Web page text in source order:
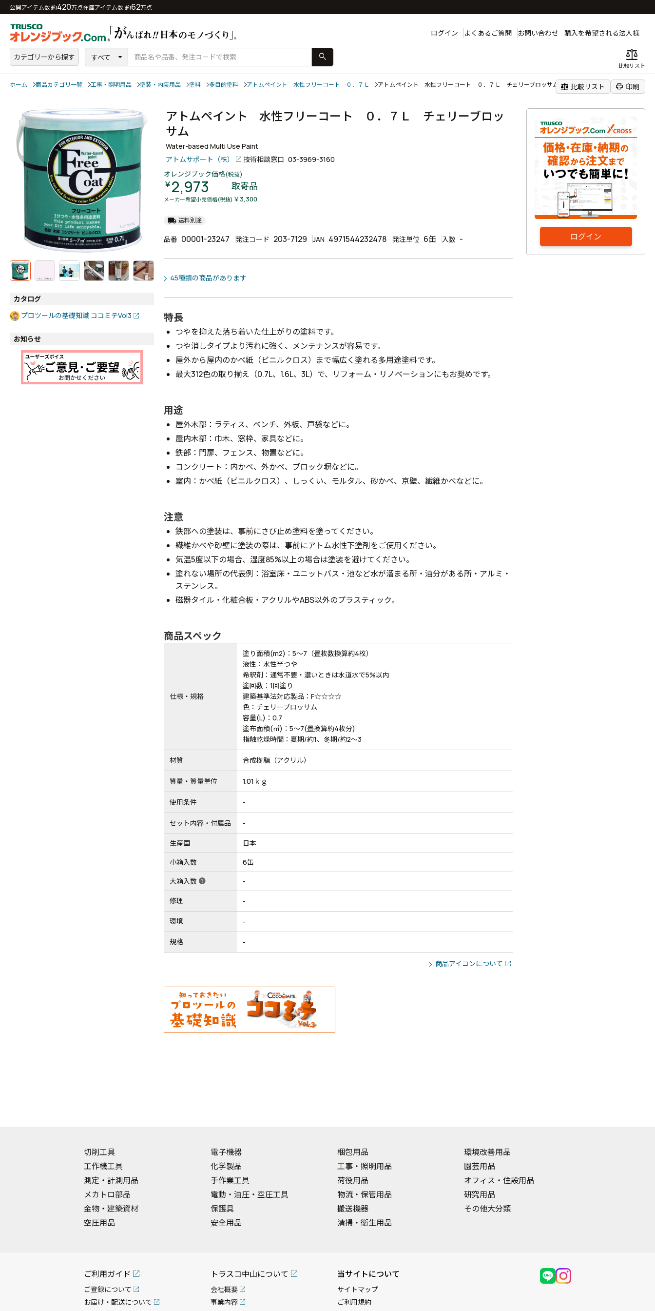
公開アイテム数 約420万点在庫アイテム数 約62万点
ログイン よくあるご質問 お問い合わせ 購入を希望される法人様
カテゴリーから探す すべて search balance
比較リスト
ホーム 商品カテゴリ一覧 工事・照明用品 塗装・内装用品 塗料 多目的塗料 アトムペイント 水性フリーコート ０．７Ｌ アトムペイント 水性フリーコート ０．７Ｌ チェリーブロッサムbalance 比較リスト print 印刷
ログイン
カタログ
プロツールの基礎知識 ココミテVol3
お知らせ
アトムペイント 水性フリーコート ０．７Ｌ チェリーブロッ
サム
Water-based Multi Use Paint
アトムサポート（株）
技術相談窓口 03-3969-3160
オレンジブック価格(税抜)
￥2,973 取寄品
メーカー希望小売価格(税抜) ￥3,300
local_shipping 送料別途
品番 00001-23247 発注コード 203-7129 JAN 4971544232478 発注単位 6缶 入数 -
45種類の商品があります
特長
つやを抑えた落ち着いた仕上がりの塗料です。
つや消しタイプより汚れに強く、メンテナンスが容易です。
屋外から屋内のかべ紙（ビニルクロス）まで幅広く塗れる多用途塗料です。
最大312色の取り揃え（0.7L、1.6L、3L）で、リフォーム・リノベーションにもお奨めです。
用途
屋外木部：ラティス、ベンチ、外板、戸袋などに。
屋内木部：巾木、窓枠、家具などに。
鉄部：門扉、フェンス、物置などに。
コンクリート：内かべ、外かべ、ブロック塀などに。
室内：かべ紙（ビニルクロス）、しっくい、モルタル、砂かべ、京壁、繊維かべなどに。
注意
鉄部への塗装は、事前にさび止め塗料を塗ってください。
繊維かべや砂壁に塗装の際は、事前にアトム水性下塗剤をご使用ください。
気温5度以下の場合、湿度85%以上の場合は塗装を避けてください。
塗れない場所の代表例：浴室床・ユニットバス・池など水が溜まる所・油分がある所・アルミ・
ステンレス。
磁器タイル・化粧合板・アクリルやABS以外のプラスティック。
商品スペック
仕様・規格
塗り面積(m2)：5～7（畳枚数換算約4枚）
液性：水性半つや
希釈剤：通常不要・濃いときは水道水で5%以内
塗回数：1回塗り
建築基準法対応製品：F☆☆☆☆
色：チェリーブロッサム
容量(L)：0.7
塗布面積(㎡)：5～7(畳換算約4枚分)
指触乾燥時間：夏期/約1、冬期/約2～3
材質 合成樹脂（アクリル）
質量・質量単位 1.01ｋｇ
使用条件 -
セット内容・付属品 -
生産国 日本
小箱入数 6缶
大箱入数 help -
修理 -
環境 -
規格 -
商品アイコンについて
切削工具
工作機工具
測定・計測用品
メカトロ部品
金物・建築資材
空圧用品
電子機器
化学製品
手作業工具
電動・油圧・空圧工具
保護具
安全用品
梱包用品
工事・照明用品
荷役用品
物流・保管用品
搬送機器
清掃・衛生用品
環境改善用品
園芸用品
オフィス・住設用品
研究用品
その他大分類
ご利用ガイド
ご登録について
お届け・配送について
トラスコ中山について
会社概要
事業内容
当サイトについて
サイトマップ
ご利用規約